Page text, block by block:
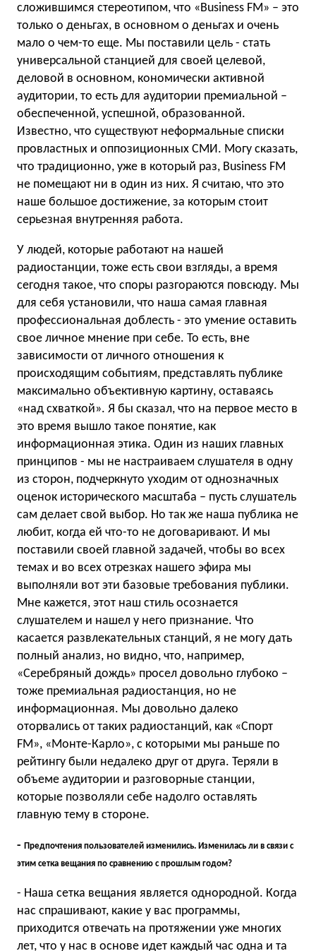
сложившимся стереотипом, что «Business FM» – это
только о деньгах, в основном о деньгах и очень
мало о чем-то еще. Мы поставили цель - стать
универсальной станцией для своей целевой,
деловой в основном, кономически активной
аудитории, то есть для аудитории премиальной –
обеспеченной, успешной, образованной.
Известно, что существуют неформальные списки
провластных и оппозиционных СМИ. Могу сказать,
что традиционно, уже в который раз, Business FM
не помещают ни в один из них. Я считаю, что это
наше большое достижение, за которым стоит
серьезная внутренняя работа.
У людей, которые работают на нашей
радиостанции, тоже есть свои взгляды, а время
сегодня такое, что споры разгораются повсюду. Мы
для себя установили, что наша самая главная
профессиональная доблесть - это умение оставить
свое личное мнение при себе. То есть, вне
зависимости от личного отношения к
происходящим событиям, представлять публике
максимально объективную картину, оставаясь
«над схваткой». Я бы сказал, что на первое место в
это время вышло такое понятие, как
информационная этика. Один из наших главных
принципов - мы не настраиваем слушателя в одну
из сторон, подчеркнуто уходим от однозначных
оценок исторического масштаба – пусть слушатель
сам делает свой выбор. Но так же наша публика не
любит, когда ей что-то не договаривают. И мы
поставили своей главной задачей, чтобы во всех
темах и во всех отрезках нашего эфира мы
выполняли вот эти базовые требования публики.
Мне кажется, этот наш стиль осознается
слушателем и нашел у него признание. Что
касается развлекательных станций, я не могу дать
полный анализ, но видно, что, например,
«Серебряный дождь» просел довольно глубоко –
тоже премиальная радиостанция, но не
информационная. Мы довольно далеко
оторвались от таких радиостанций, как «Спорт
FM», «Монте-Карло», с которыми мы раньше по
рейтингу были недалеко друг от друга. Теряли в
объеме аудитории и разговорные станции,
которые позволяли себе надолго оставлять
главную тему в стороне.
- Предпочтения пользователей изменились. Изменилась ли в связи с
этим сетка вещания по сравнению с прошлым годом?
- Наша сетка вещания является однородной. Когда
нас спрашивают, какие у вас программы,
приходится отвечать на протяжении уже многих
лет, что у нас в основе идет каждый час одна и та